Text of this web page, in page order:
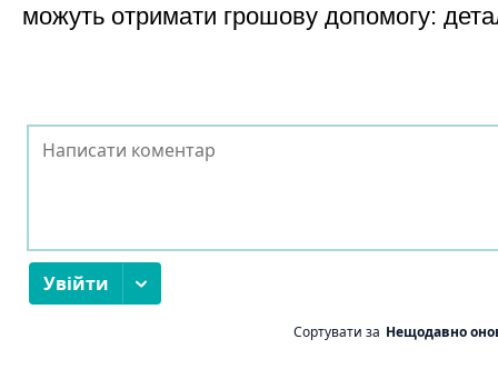
можуть отримати грошову допомогу: